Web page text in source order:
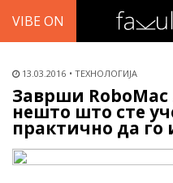
VIBE ON
13.03.2016 ТЕХНОЛОГИЈА
Заврши RoboMac
нешто што сте
практично да